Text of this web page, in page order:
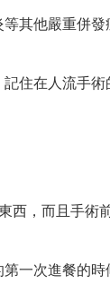
其他嚴重併
住在人流手
西，而且手術
一次進餐的